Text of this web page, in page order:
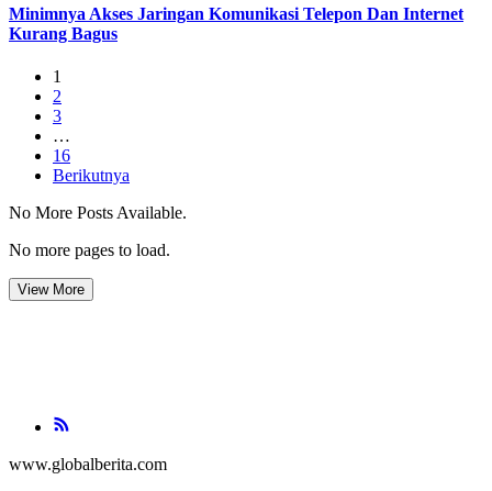
Minimnya Akses Jaringan Komunikasi Telepon Dan Internet
Kurang Bagus
1
2
3
…
16
Berikutnya
No More Posts Available.
No more pages to load.
View More
www.globalberita.com